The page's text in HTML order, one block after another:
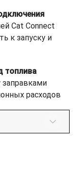
Cat Connect
к запуску и
топлива
расходов